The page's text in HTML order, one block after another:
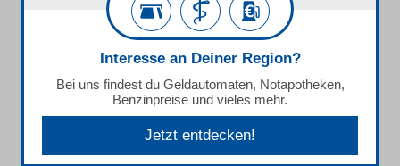
Interesse an Deiner Region?
Bei uns findest du Geldautomaten, Notapotheken,
Benzinpreise und vieles mehr.
Jetzt entdecken!